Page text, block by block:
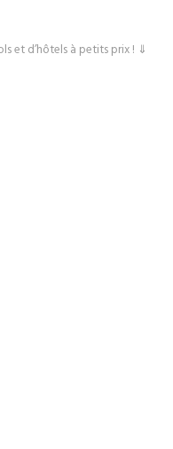
et d’hôtels à petits prix ! ⇓